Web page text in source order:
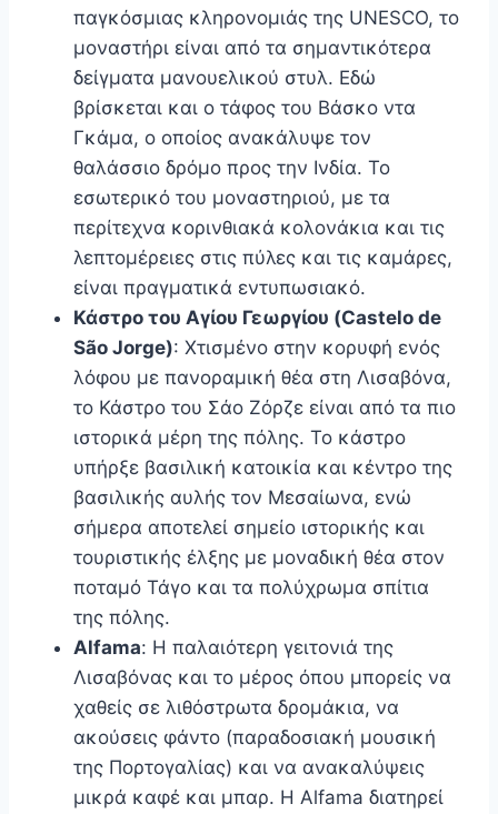
παγκόσμιας κληρονομιάς της UNESCO, το
μοναστήρι είναι από τα σημαντικότερα
δείγματα μανουελικού στυλ. Εδώ
βρίσκεται και ο τάφος του Βάσκο ντα
Γκάμα, ο οποίος ανακάλυψε τον
θαλάσσιο δρόμο προς την Ινδία. Το
εσωτερικό του μοναστηριού, με τα
περίτεχνα κορινθιακά κολονάκια και τις
λεπτομέρειες στις πύλες και τις καμάρες,
είναι πραγματικά εντυπωσιακό.
Κάστρο του Αγίου Γεωργίου (Castelo de
São Jorge): Χτισμένο στην κορυφή ενός
λόφου με πανοραμική θέα στη Λισαβόνα,
το Κάστρο του Σάο Ζόρζε είναι από τα πιο
ιστορικά μέρη της πόλης. Το κάστρο
υπήρξε βασιλική κατοικία και κέντρο της
βασιλικής αυλής τον Μεσαίωνα, ενώ
σήμερα αποτελεί σημείο ιστορικής και
τουριστικής έλξης με μοναδική θέα στον
ποταμό Τάγο και τα πολύχρωμα σπίτια
της πόλης.
Alfama: Η παλαιότερη γειτονιά της
Λισαβόνας και το μέρος όπου μπορείς να
χαθείς σε λιθόστρωτα δρομάκια, να
ακούσεις φάντο (παραδοσιακή μουσική
της Πορτογαλίας) και να ανακαλύψεις
μικρά καφέ και μπαρ. Η Alfama διατηρεί